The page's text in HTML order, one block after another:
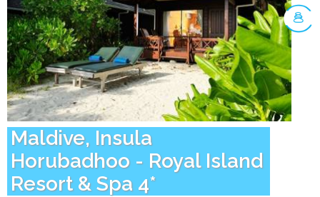
Maldive, Insula
Horubadhoo - Royal Island
Resort & Spa 4*